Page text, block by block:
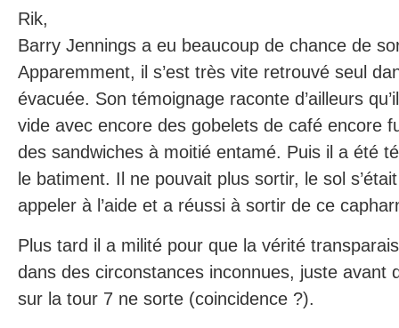
Rik,
Barry Jennings a eu beaucoup de chance de
Apparemment, il s’est très vite retrouvé seul
évacuée. Son témoignage raconte d’ailleurs
vide avec encore des gobelets de café encore
des sandwiches à moitié entamé. Puis il a été
le batiment. Il ne pouvait plus sortir, le sol
appeler à l’aide et a réussi à sortir de ce
Plus tard il a milité pour que la vérité
dans des circonstances inconnues, juste avant
sur la tour 7 ne sorte (coincidence ?).